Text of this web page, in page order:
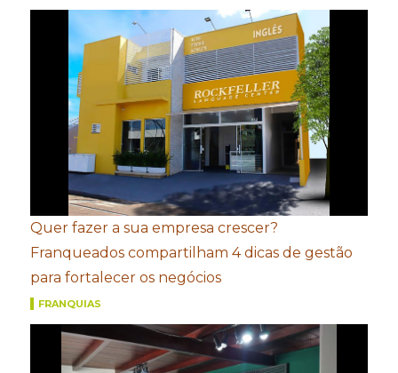
Quer fazer a sua empresa crescer?
Franqueados compartilham 4 dicas de gestão
para fortalecer os negócios
FRANQUIAS